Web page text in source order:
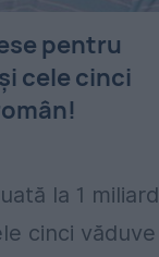
pentru
cele cinci
la 1 miliard
cinci văduve